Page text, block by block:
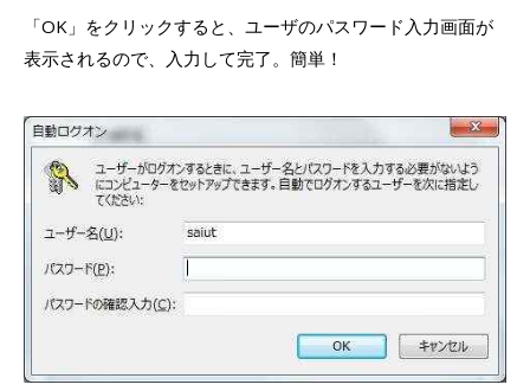
「OK」をクリックすると、ユーザのパスワード入力画面が
表示されるので、入力して完了。簡単！